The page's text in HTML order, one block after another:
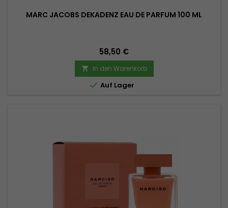
MARC JACOBS DEKADENZ EAU DE PARFUM 100 ML
Preis
58,50 €
 In den Warenkorb
 Auf Lager